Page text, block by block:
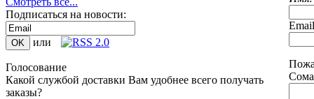
Подписаться на новости:
или
Голосование
Какой службой доставки Вам удобнее всего получать
заказы?
Email